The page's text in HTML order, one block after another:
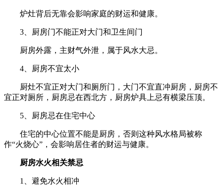
炉灶背后无靠会影响家庭的财运和健康。
3、厨房门不能正对大门和卫生间门
厨房外露，主财气外泄，属于风水大忌。
4、厨房不宜太小
厨灶不宜正对大门和厕所门，大门不宜直冲厨房，厨房不
宜正对厕所，厨房忌在西北方，厨房炉具上忌有横梁压顶。
5、厨房忌在住宅中心
住宅的中心位置不能是厨房，否则这种风水格局被称
作“火烧心”，会影响居住者的财运与健康。
厨房水火相关禁忌
1、避免水火相冲